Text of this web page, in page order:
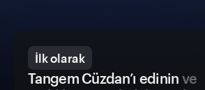
İlk olarak
Tangem Cüzdan’ı edinin ve